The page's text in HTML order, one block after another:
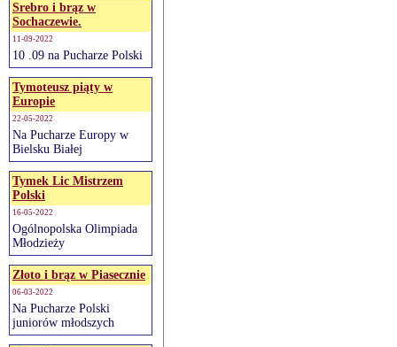
Srebro i brąz w
Sochaczewie.
11-09-2022
10 .09 na Pucharze Polski
Tymoteusz piąty w
Europie
22-05-2022
Na Pucharze Europy w
Bielsku Białej
Tymek Lic Mistrzem
Polski
16-05-2022
Ogólnopolska Olimpiada
Młodzieży
Złoto i brąz w Piasecznie
06-03-2022
Na Pucharze Polski
juniorów młodszych